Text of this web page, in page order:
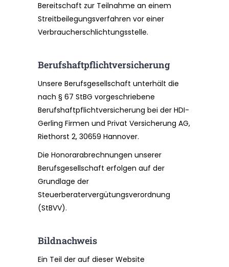
Bereitschaft zur Teilnahme an einem
Streitbeilegungsverfahren vor einer
Verbraucherschlichtungsstelle.
Berufshaftpflichtversicherung
Unsere Berufsgesellschaft unterhält die
nach § 67 StBG vorgeschriebene
Berufshaftpflichtversicherung bei der HDI-
Gerling Firmen und Privat Versicherung AG,
Riethorst 2, 30659 Hannover.
Die Honorarabrechnungen unserer
Berufsgesellschaft erfolgen auf der
Grundlage der
Steuerberatervergütungsverordnung
(StBVV).
Bildnachweis
Ein Teil der auf dieser Website